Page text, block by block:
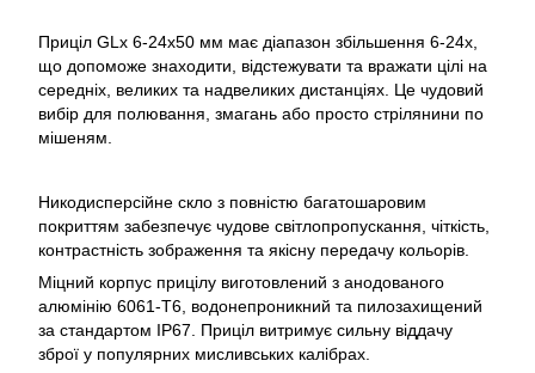
Приціл GLx 6-24x50 мм має діапазон збільшення 6-24x,
що допоможе знаходити, відстежувати та вражати цілі на
середніх, великих та надвеликих дистанціях. Це чудовий
вибір для полювання, змагань або просто стрілянини по
мішеням.
Никодисперсійне скло з повністю багатошаровим
покриттям забезпечує чудове світлопропускання, чіткість,
контрастність зображення та якісну передачу кольорів.
Міцний корпус прицілу виготовлений з анодованого
алюмінію 6061-T6, водонепроникний та пилозахищений
за стандартом IP67. Приціл витримує сильну віддачу
зброї у популярних мисливських калібрах.